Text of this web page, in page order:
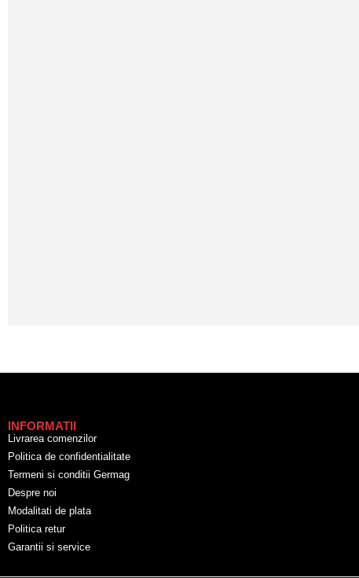
INFORMATII
Livrarea comenzilor
Politica de confidentialitate
Termeni si conditii Germag
Despre noi
Modalitati de plata
Politica retur
Garantii si service